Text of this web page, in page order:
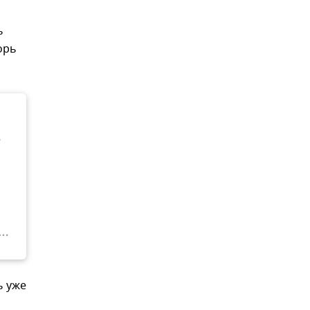
уже